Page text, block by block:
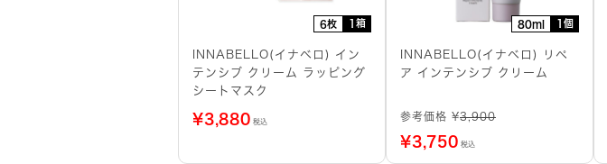
6枚 1箱
INNABELLO(イナベロ) イン
テンシブ クリーム ラッピング
シートマスク
¥3,880 税込
80ml 1個
INNABELLO(イナベロ) リペ
ア インテンシブ クリーム
参考価格 ¥3,900
¥3,750 税込